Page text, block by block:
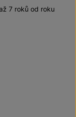
7 roků od roku